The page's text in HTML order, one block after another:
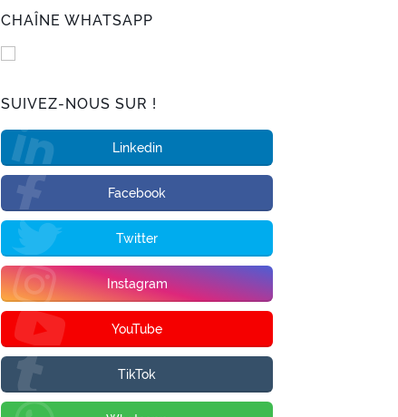
CHAÎNE WHATSAPP
SUIVEZ-NOUS SUR !
Linkedin
Facebook
Twitter
Instagram
YouTube
TikTok